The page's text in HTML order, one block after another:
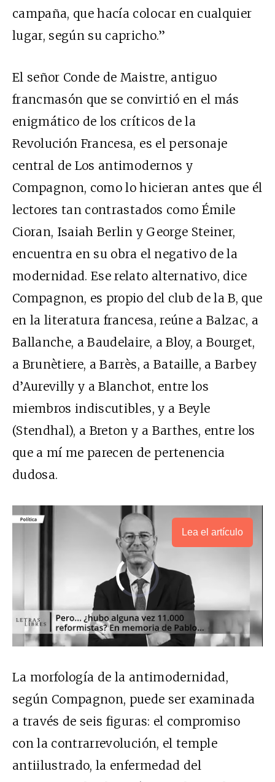
campaña, que hacía colocar en cualquier
lugar, según su capricho.”
El señor Conde de Maistre, antiguo
francmasón que se convirtió en el más
enigmático de los críticos de la
Revolución Francesa, es el personaje
central de Los antimodernos y
Compagnon, como lo hicieran antes que él
lectores tan contrastados como Émile
Cioran, Isaiah Berlin y George Steiner,
encuentra en su obra el negativo de la
modernidad. Ese relato alternativo, dice
Compagnon, es propio del club de la B, que
en la literatura francesa, reúne a Balzac, a
Ballanche, a Baudelaire, a Bloy, a Bourget,
a Brunètiere, a Barrès, a Bataille, a Barbey
d’Aurevilly y a Blanchot, entre los
miembros indiscutibles, y a Beyle
(Stendhal), a Breton y a Barthes, entre los
que a mí me parecen de pertenencia
dudosa.
Lea el artículo
La morfología de la antimodernidad,
según Compagnon, puede ser examinada
a través de seis figuras: el compromiso
con la contrarrevolución, el temple
antiilustrado, la enfermedad del